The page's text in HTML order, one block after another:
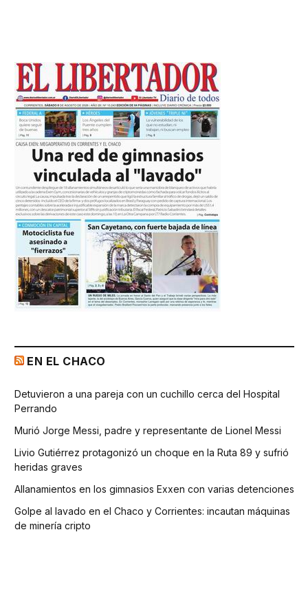
EN EL CHACO
Detuvieron a una pareja con un cuchillo cerca del Hospital
Perrando
Murió Jorge Messi, padre y representante de Lionel Messi
Livio Gutiérrez protagonizó un choque en la Ruta 89 y sufrió
heridas graves
Allanamientos en los gimnasios Exxen con varias detenciones
Golpe al lavado en el Chaco y Corrientes: incautan máquinas
de minería cripto